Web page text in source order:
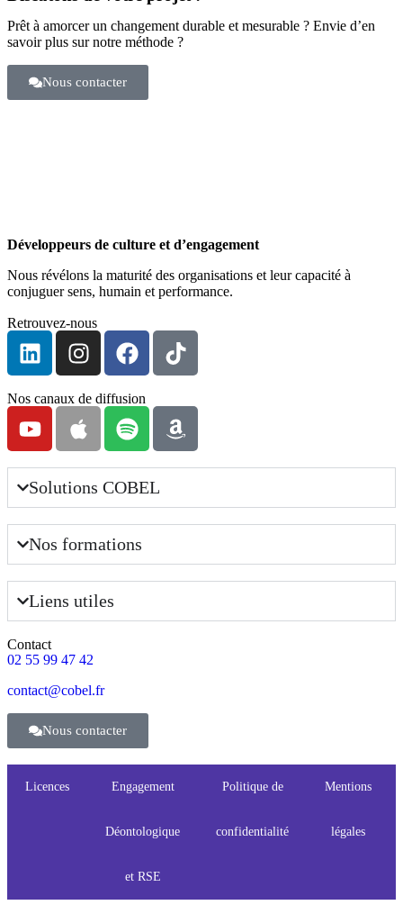
Prêt à amorcer un changement durable et mesurable ? Envie d’en
savoir plus sur notre méthode ?
Nous contacter
Développeurs de culture et d’engagement
Nous révélons la maturité des organisations et leur capacité à
conjuguer sens, humain et performance.
Retrouvez-nous
Nos canaux de diffusion
Solutions COBEL
Nos formations
Liens utiles
Contact
02 55 99 47 42
contact@cobel.fr
Nous contacter
Licences Engagement
Déontologique
et RSE
Politique de
confidentialité
Mentions
légales